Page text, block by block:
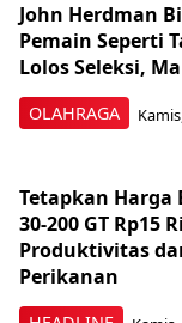
OLAHRAGA
John Herdman
Pemain Seperti
Lolos Seleksi,
Tetapkan Harga
30-200 GT Rp15
Produktivitas
Perikanan